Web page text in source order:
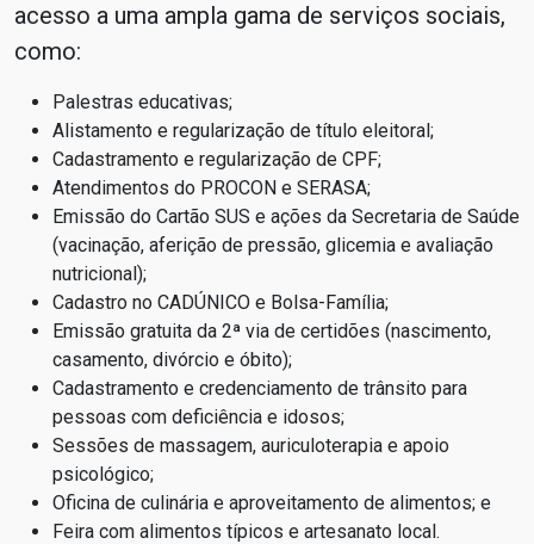
acesso a uma ampla gama de serviços sociais,
como:
Palestras educativas;
Alistamento e regularização de título eleitoral;
Cadastramento e regularização de CPF;
Atendimentos do PROCON e SERASA;
Emissão do Cartão SUS e ações da Secretaria de Saúde
(vacinação, aferição de pressão, glicemia e avaliação
nutricional);
Cadastro no CADÚNICO e Bolsa-Família;
Emissão gratuita da 2ª via de certidões (nascimento,
casamento, divórcio e óbito);
Cadastramento e credenciamento de trânsito para
pessoas com deficiência e idosos;
Sessões de massagem, auriculoterapia e apoio
psicológico;
Oficina de culinária e aproveitamento de alimentos; e
Feira com alimentos típicos e artesanato local.